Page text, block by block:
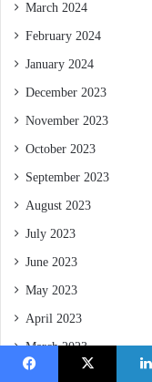
March 2024
February 2024
January 2024
December 2023
November 2023
October 2023
September 2023
August 2023
July 2023
June 2023
May 2023
April 2023
March 2023